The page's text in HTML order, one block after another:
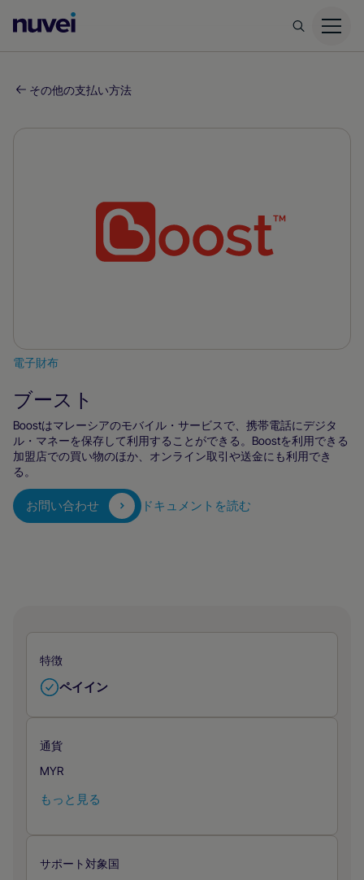
ホ
ム
その他の支払い方法
電子財布
ブースト
Boostはマレーシアのモバイル・サービスで、携帯電話にデジタ
ル・マネーを保存して利用することができる。Boostを利用できる
加盟店での買い物のほか、オンライン取引や送金にも利用でき
る。
お問い合わせ ドキュメントを読む
特徴
ペイイン
通貨
MYR
もっと見る
サポート対象国